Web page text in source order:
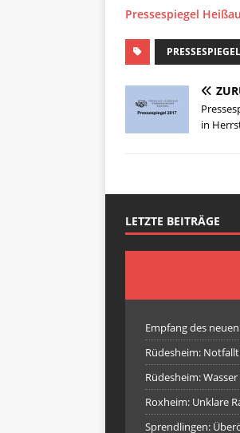
Pressespiegel
PRESSESPIEGEL
in
LETZTE BEITRÄGE
Empfang des
Rüdesheim:
Rüdesheim:
Roxheim: Unklare
Sprendlingen: